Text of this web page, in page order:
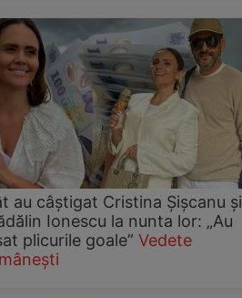
au câștigat Cristina Șișcanu și
Ionescu la nunta lor: „Au
plicurile goale” Vedete